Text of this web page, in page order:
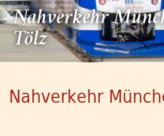
Nahverkehr
Tölz
Nahverkehr